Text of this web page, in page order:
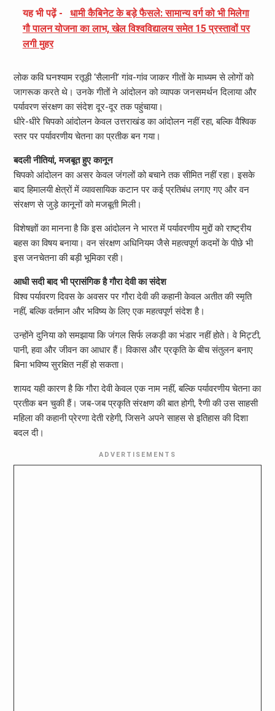
यह भी पढ़ें -
धामी कैबिनेट के बड़े फैसले: सामान्य वर्ग को भी मिलेगा
गौ पालन योजना का लाभ, खेल विश्वविद्यालय समेत 15 प्रस्तावों पर
लगी मुहर
लोक कवि घनश्याम रतूड़ी ‘सैलानी’ गांव-गांव जाकर गीतों के माध्यम से लोगों को
जागरूक करते थे। उनके गीतों ने आंदोलन को व्यापक जनसमर्थन दिलाया और
पर्यावरण संरक्षण का संदेश दूर-दूर तक पहुंचाया।
धीरे-धीरे चिपको आंदोलन केवल उत्तराखंड का आंदोलन नहीं रहा, बल्कि वैश्विक
स्तर पर पर्यावरणीय चेतना का प्रतीक बन गया।
बदली नीतियां, मजबूत हुए कानून
चिपको आंदोलन का असर केवल जंगलों को बचाने तक सीमित नहीं रहा। इसके
बाद हिमालयी क्षेत्रों में व्यावसायिक कटान पर कई प्रतिबंध लगाए गए और वन
संरक्षण से जुड़े कानूनों को मजबूती मिली।
विशेषज्ञों का मानना है कि इस आंदोलन ने भारत में पर्यावरणीय मुद्दों को राष्ट्रीय
बहस का विषय बनाया। वन संरक्षण अधिनियम जैसे महत्वपूर्ण कदमों के पीछे भी
इस जनचेतना की बड़ी भूमिका रही।
आधी सदी बाद भी प्रासंगिक है गौरा देवी का संदेश
विश्व पर्यावरण दिवस के अवसर पर गौरा देवी की कहानी केवल अतीत की स्मृति
नहीं, बल्कि वर्तमान और भविष्य के लिए एक महत्वपूर्ण संदेश है।
उन्होंने दुनिया को समझाया कि जंगल सिर्फ लकड़ी का भंडार नहीं होते। वे मिट्टी,
पानी, हवा और जीवन का आधार हैं। विकास और प्रकृति के बीच संतुलन बनाए
बिना भविष्य सुरक्षित नहीं हो सकता।
शायद यही कारण है कि गौरा देवी केवल एक नाम नहीं, बल्कि पर्यावरणीय चेतना का
प्रतीक बन चुकी हैं। जब-जब प्रकृति संरक्षण की बात होगी, रैणी की उस साहसी
महिला की कहानी प्रेरणा देती रहेगी, जिसने अपने साहस से इतिहास की दिशा
बदल दी।
ADVERTISEMENTS